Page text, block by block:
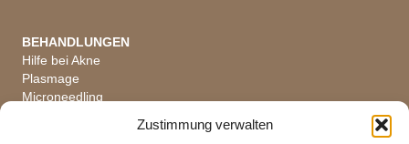
Zustimmung verwalten
BEHANDLUNGEN
Hilfe bei Akne
Plasmage
Microneedling